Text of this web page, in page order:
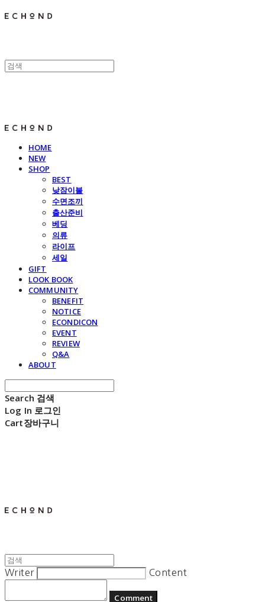
HOME
NEW
SHOP
BEST
낮잠이불
수면조끼
출산준비
베딩
의류
라이프
세일
GIFT
LOOK BOOK
COMMUNITY
BENEFIT
NOTICE
ECONDICON
EVENT
REVIEW
Q&A
ABOUT
Search 검색
Log In 로그인
Cart장바구니
Writer Content
Comment